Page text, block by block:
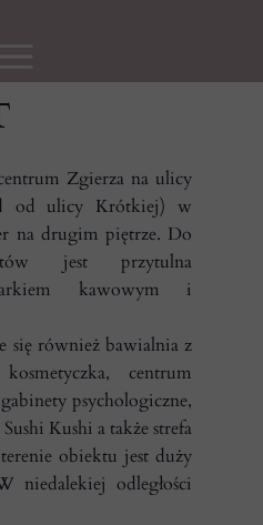
Zgierza na ulicy
od ulicy Krótkiej) w
na drugim piętrze. Do
jest przytulna
kawowym i
również bawialnia z
centrum
psychologiczne,
Kushi a także strefa
obiektu jest duży
niedalekiej odległości